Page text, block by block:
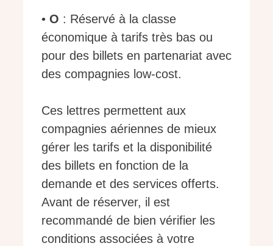
• O : Réservé à la classe
économique à tarifs très bas ou
pour des billets en partenariat avec
des compagnies low-cost.
Ces lettres permettent aux
compagnies aériennes de mieux
gérer les tarifs et la disponibilité
des billets en fonction de la
demande et des services offerts.
Avant de réserver, il est
recommandé de bien vérifier les
conditions associées à votre